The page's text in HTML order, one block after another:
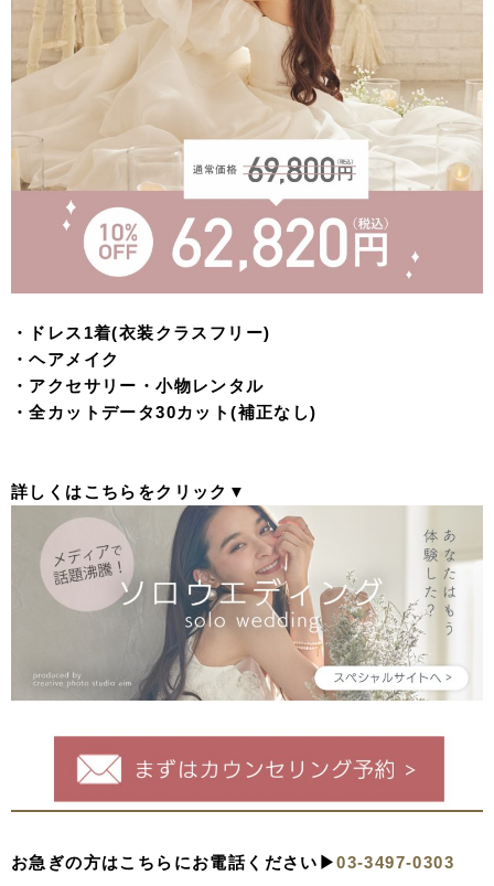
・ドレス1着(衣装クラスフリー)
・ヘアメイク
・アクセサリー・小物レンタル
・全カットデータ30カット(補正なし)
詳しくはこちらをクリック▼
お急ぎの方はこちらにお電話ください▶︎03-3497-0303